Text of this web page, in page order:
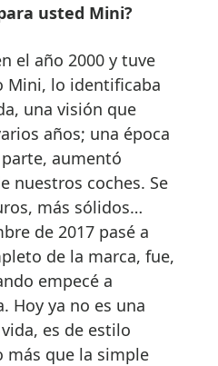
usted Mini?
el año 2000 y tuve
Mini, lo identificaba
una visión que
años; una época
aumentó
nuestros coches. Se
más sólidos…
de 2017 pasé a
de la marca, fue,
empecé a
Hoy ya no es una
es de estilo
más que la simple